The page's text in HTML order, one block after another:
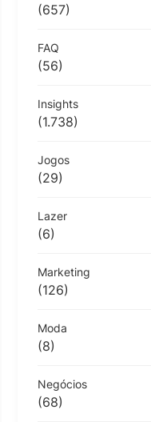
(657)
FAQ
(56)
Insights
(1.738)
Jogos
(29)
Lazer
(6)
Marketing
(126)
Moda
(8)
Negócios
(68)